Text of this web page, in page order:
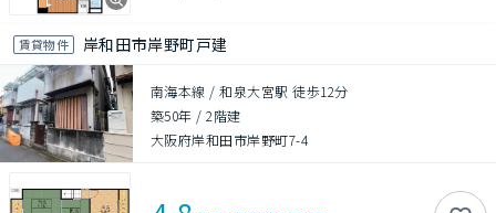
賃貸物件 岸和田市岸野町戸建
南海本線 / 和泉大宮駅 徒歩12分
築50年 /2階建
大阪府岸和田市岸野町7-4